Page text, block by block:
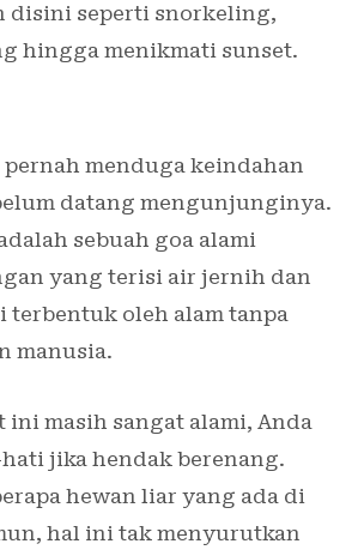
disini seperti snorkeling,
hingga menikmati sunset.
pernah menduga keindahan
datang mengunjunginya.
sebuah goa alami
yang terisi air jernih dan
terbentuk oleh alam tanpa
manusia.
ini masih sangat alami, Anda
jika hendak berenang.
hewan liar yang ada di
hal ini tak menyurutkan